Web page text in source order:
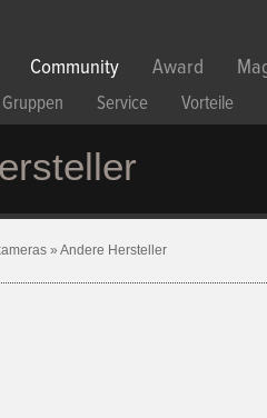
Community Award
Gruppen Service Vorteile
» Andere Hersteller